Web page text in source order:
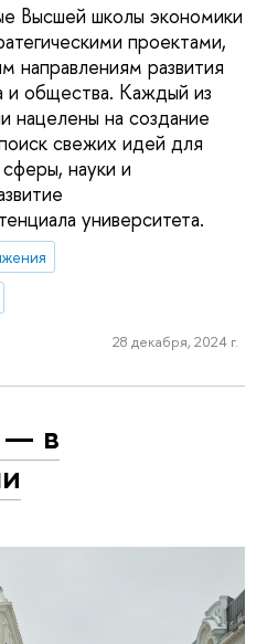
Высшей школы экономики
проектами,
направлениям развития
и общества. Каждый из
нацелены на создание
свежих идей для
науки и
университета.
28 декабря, 2024 г.
­— в